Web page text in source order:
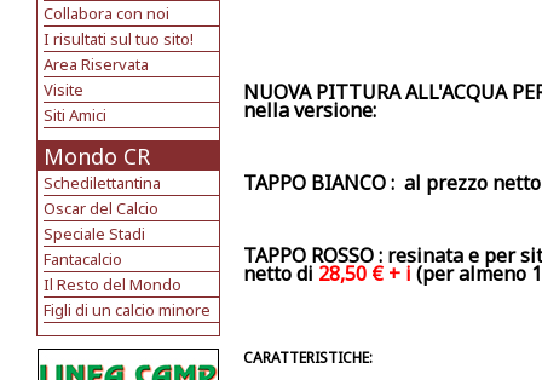
Collabora con noi
I risultati sul tuo sito!
Area Riservata
Visite
Siti Amici
Mondo CR
Schedilettantina
Oscar del Calcio
Speciale Stadi
Fantacalcio
Il Resto del Mondo
Figli di un calcio minore
NUOVA PITTURA ALL'ACQUA
nella versione:
TAPPO BIANCO : al prezzo
TAPPO ROSSO : resinata e per
netto di 28,50 € + i (per almeno
CARATTERISTICHE: